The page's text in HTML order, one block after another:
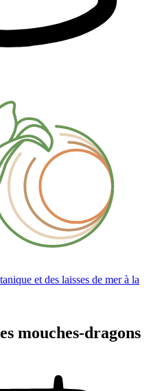
et des laisses de mer à la
mouches-dragons